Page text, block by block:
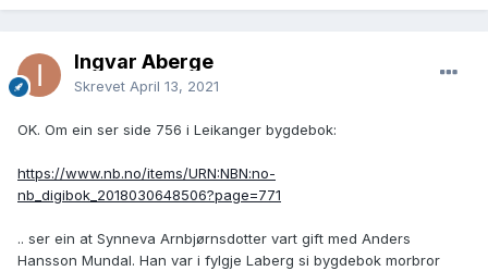
Ingvar Åberge
Skrevet April 13, 2021
OK. Om ein ser side 756 i Leikanger bygdebok:
https://www.nb.no/items/URN:NBN:no-
nb_digibok_2018030648506?page=771
.. ser ein at Synneva Arnbjørnsdotter vart gift med Anders
Hansson Mundal. Han var i fylgje Laberg si bygdebok morbror